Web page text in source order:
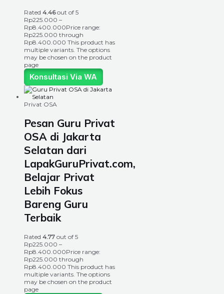
Rated 4.46out of 5
Rp225.000 –
Rp8.400.000Price range:
Rp225.000 through
Rp8.400.000 This product has
multiple variants. The options
may be chosen on the product
page
Konsultasi Via WA
Privat OSA
Pesan Guru Privat
OSA di Jakarta
Selatan dari
LapakGuruPrivat.com,
Belajar Privat
Lebih Fokus
Bareng Guru
Terbaik
Rated 4.77 out of 5
Rp225.000 –
Rp8.400.000Price range:
Rp225.000 through
Rp8.400.000 This product has
multiple variants. The options
may be chosen on the product
page